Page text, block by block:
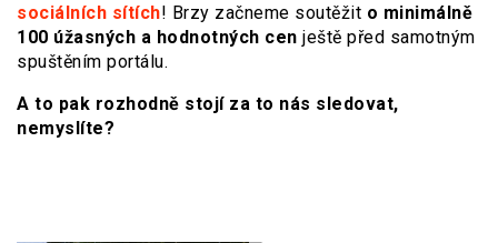
sociálních sítích! Brzy začneme soutěžit o minimálně
100 úžasných a hodnotných cen ještě před samotným
spuštěním portálu.
A to pak rozhodně stojí za to nás sledovat,
nemyslíte?